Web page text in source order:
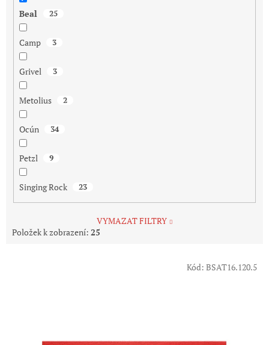
Beal 25
Camp 3
Grivel 3
Metolius 2
Ocún 34
Petzl 9
Singing Rock 23
VYMAZAT FILTRY
Položek k zobrazení: 25
Kód: BSAT16.120.5